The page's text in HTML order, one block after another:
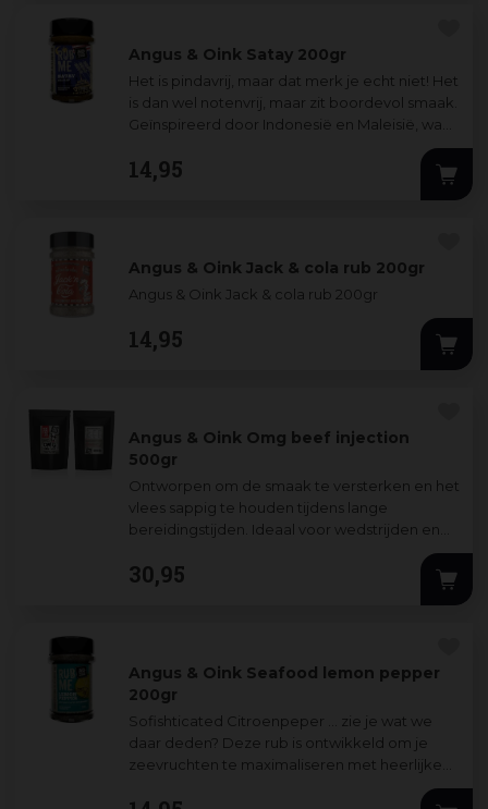
Angus & Oink Satay 200gr
Het is pindavrij, maar dat merk je echt niet! Het
is dan wel notenvrij, maar zit boordevol smaak.
Geïnspireerd door Indonesië en Maleisië, waar
14,95
Angus & Oink Jack & cola rub 200gr
Angus & Oink Jack & cola rub 200gr
14,95
Angus & Oink Omg beef injection
500gr
Ontworpen om de smaak te versterken en het
vlees sappig te houden tijdens lange
bereidingstijden. Ideaal voor wedstrijden en
sapp...
30,95
Angus & Oink Seafood lemon pepper
200gr
Sofishticated Citroenpeper … zie je wat we
daar deden? Deze rub is ontwikkeld om je
zeevruchten te maximaliseren met heerlijke
citroen- en citrustonen gecombineerd met...